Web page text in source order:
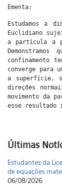
Ementa:
Estudamos a
Euclidiano
a partícula a
confinamento
converge para
a superfície,
direções
movimento da
esse resultado
Últimas
Estudantes da
de equações
06/08/2026